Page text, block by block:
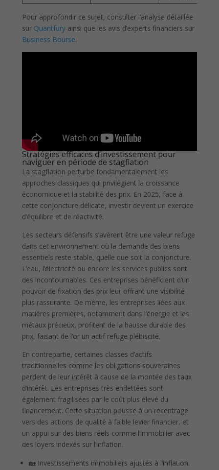
Pour approfondir ce sujet, consulter l’analyse détaillée
sur Quantfuryainsi que les avis d’experts financiers sur
Business Bourse.
Stratégies efficaces d’investissement pour
naviguer en période de stagflation
La stagflation perturbe fondamentalement les
approches classiques qui privilégient la croissance
économique et la stabilité des prix. En 2025, face à
cette conjoncture délicate, investir devient un exercice
d’équilibre et de réactivité.
Les secteurs défensifs s’avèrent être une valeur refuge
dans cet environnement où la demande des biens
essentiels reste stable, quelle que soit la conjoncture.
L’eau, l’électricité ou encore les services publics sont
des incontournables. Ces entreprises bénéficient d’un
pouvoir de fixation des prix leur offrant une visibilité
plus rassurante. De même, les entreprises liées aux
matières premières, notamment dans l’énergie et les
métaux précieux, profitent de la hausse durable des
prix, faisant de l’or un actif refuge plébiscité.
En contrepartie, certaines classes d’actifs
traditionnelles comme les obligations souveraines
perdent de leur intérêt à cause de la montée des taux
d’intérêt. Les entreprises très endettées sont
également fragilisées par le coût plus élevé du
financement. Cette situation pousse à un recentrage
vers des actions de qualité à faible levier financier, et
un appui sur des biens réels comme l’immobilier avec
des loyers indexés sur l’inflation.
🏡 Investissements immobiliers ajustés à l’inflation.